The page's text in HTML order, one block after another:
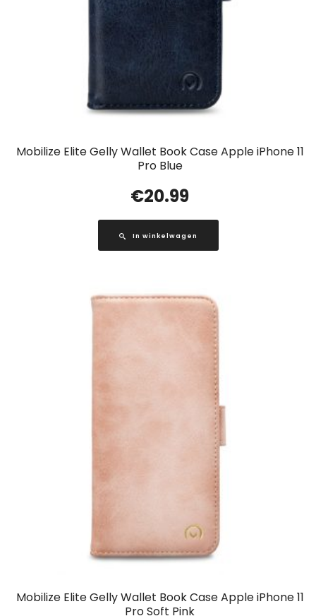
Mobilize Elite Gelly Wallet Book Case Apple iPhone 11
Pro Blue
€20.99
In winkelwagen
Mobilize Elite Gelly Wallet Book Case Apple iPhone 11
Pro Soft Pink